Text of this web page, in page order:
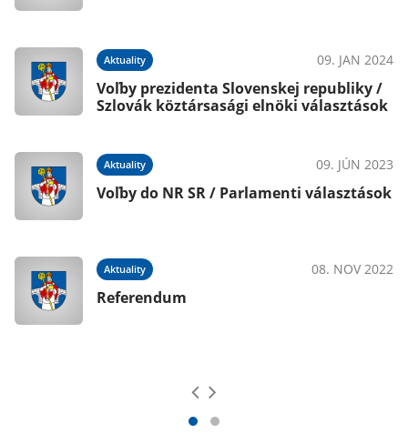
Aktuality 09. JAN 2024
Voľby prezidenta Slovenskej republiky /
Szlovák köztársasági elnöki választások
Aktuality 09. JÚN 2023
Voľby do NR SR / Parlamenti választások
Aktuality 08. NOV 2022
Referendum